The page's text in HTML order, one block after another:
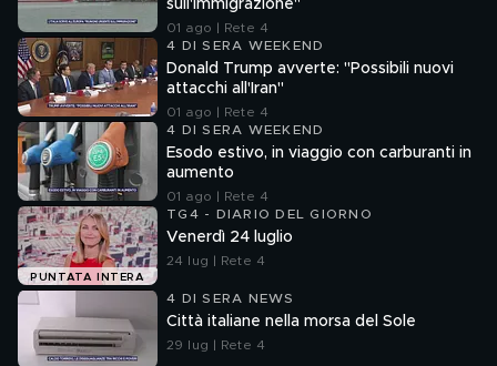
sull'immigrazione"
01 ago | Rete 4
4 DI SERA WEEKEND
Donald Trump avverte: "Possibili nuovi
attacchi all'Iran"
01 ago | Rete 4
4 DI SERA WEEKEND
Esodo estivo, in viaggio con carburanti in
aumento
01 ago | Rete 4
PUNTATA INTERA
TG4 - DIARIO DEL GIORNO
Venerdì 24 luglio
24 lug | Rete 4
4 DI SERA NEWS
Città italiane nella morsa del Sole
29 lug | Rete 4